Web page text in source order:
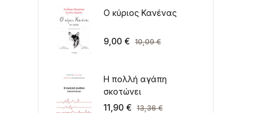
Ο κύριος Κανένας
9,00 € 10,09€
Η πολλή αγάπη
σκοτώνει
11,90 € 13,36€